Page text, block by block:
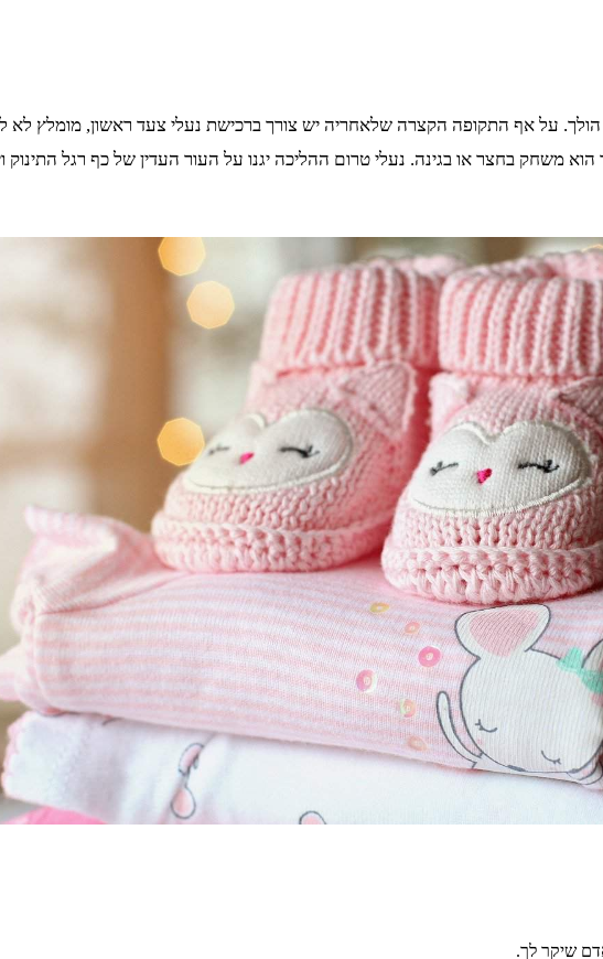
הולך. על אף התקופה הקצרה שלאחריה יש צורך ברכישת נעלי צעד ראשון, מומלץ לא
משחק בחצר או בגינה. נעלי טרום ההליכה יגנו על העור העדין של כף רגל התינוק
שיקר לך.